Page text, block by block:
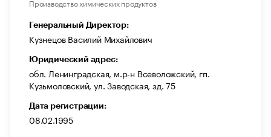
Производство химических продуктов
Генеральный Директор:
Кузнецов Василий Михайлович
Юридический адрес:
обл. Ленинградская, м.р-н Всеволожский, гп.
Кузьмоловский, ул. Заводская, зд. 75
Дата регистрации:
08.02.1995